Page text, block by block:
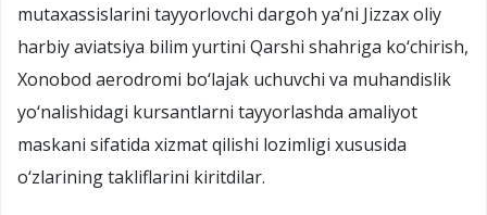
mutaxassislarini tayyorlovchi dargoh ya’ni Jizzax oliy
harbiy aviatsiya bilim yurtini Qarshi shahriga ko‘chirish,
Xonobod aerodromi bo‘lajak uchuvchi va muhandislik
yo‘nalishidagi kursantlarni tayyorlashda amaliyot
maskani sifatida xizmat qilishi lozimligi xususida
o‘zlarining takliflarini kiritdilar.